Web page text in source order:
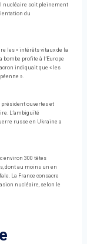
nucléaire soit pleinement
du
les « intérêts vitaux de la
bombe profite à l’Europe
indiquait que « les
».
ouvertes et
L’ambiguïté
russe en Ukraine a
environ 300 têtes
dont au moins un en
La France consacre
nucléaire, selon le